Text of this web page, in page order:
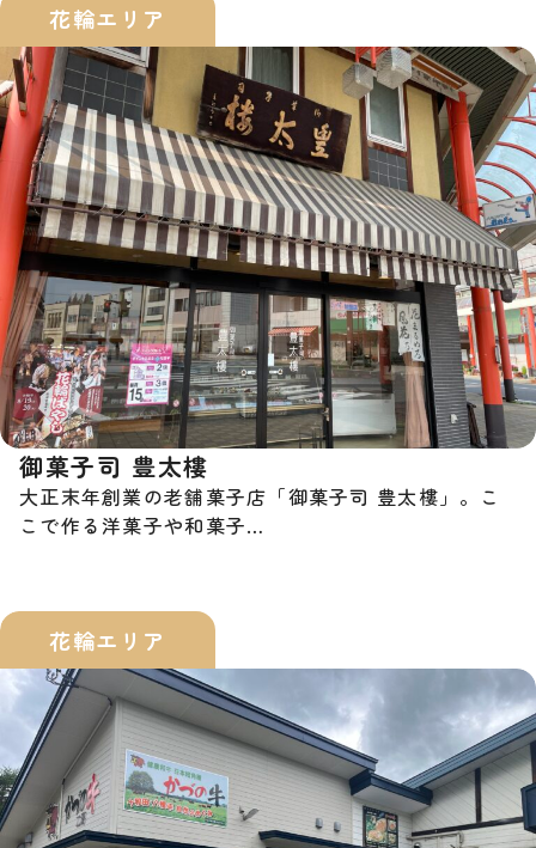
花輪エリア
御菓子司 豊太樓
大正末年創業の老舗菓子店「御菓子司 豊太樓」。こ
こで作る洋菓子や和菓子…
花輪エリア